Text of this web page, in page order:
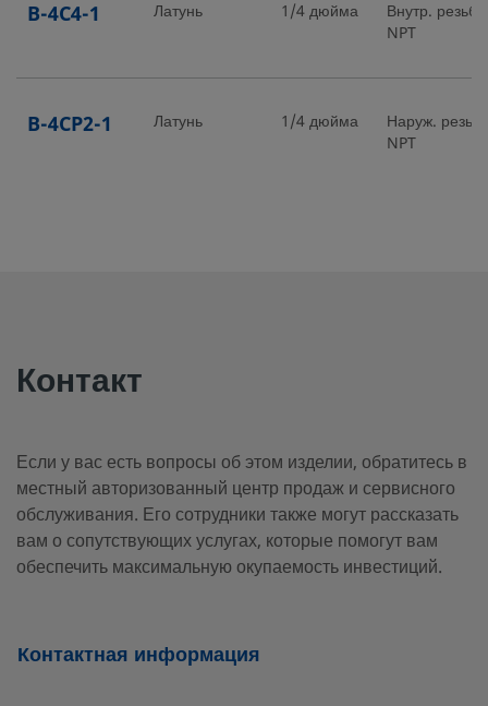
B-4C4-1 Латунь 1/4 дюйма
Внутр. резьба
NPT
B-4CP2-1 Латунь 1/4 дюйма
Наруж.
NPT
B-4CP2-
RT-1
коническая
резьба ISO
Контакт
Если у вас есть вопросы об этом изделии, обратитесь в
местный авторизованный центр продаж и сервисного
обслуживания. Его сотрудники также могут рассказать
вам о сопутствующих услугах, которые помогут вам
обеспечить максимальную окупаемость инвестиций.
Контактная информация